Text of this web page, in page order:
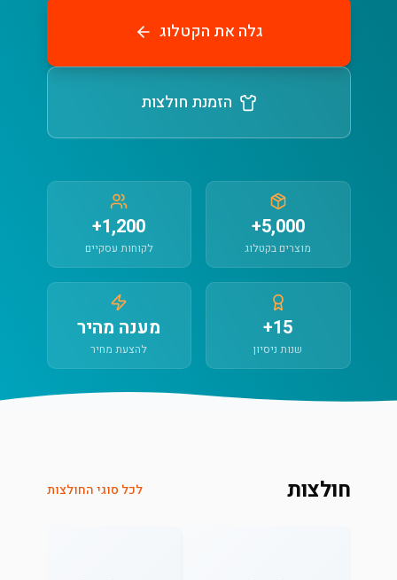
גלה את הקטלוג
הזמנת חולצות
5,000+
מוצרים בקטלוג
1,200+
לקוחות עסקיים
15+
שנות ניסיון
מענה מהיר
להצעת מחיר
חולצות לכל סוגי החולצות